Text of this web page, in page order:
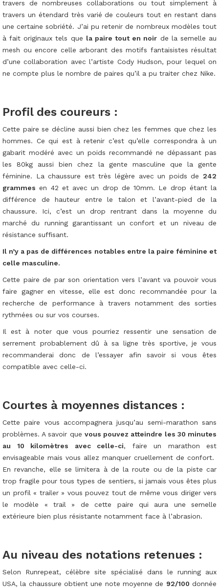
travers de nombreuses collaborations ou tout simplement à
travers un étendard très varié de couleurs tout en restant dans
une certaine sobriété. J’ai pu retenir de nombreux modèles tout
à fait originaux tels que la paire tout en noir de la semelle au
mesh ou encore celle arborant des motifs fantaisistes résultat
d’une collaboration avec l’artiste Cody Hudson, pour lequel on
ne compte plus le nombre de paires qu’il a pu traiter chez Nike.
Profil des coureurs :
Cette paire se décline aussi bien chez les femmes que chez les
hommes. Ce qui est à retenir c’est qu’elle correspondra à un
gabarit modéré avec un poids recommandé ne dépassant pas
les 80kg aussi bien chez la gente masculine que la gente
féminine. La chaussure est très légère avec un poids de 242
grammes en 42 et avec un drop de 10mm. Le drop étant la
différence de hauteur entre le talon et l’avant-pied de la
chaussure. Ici, c’est un drop rentrant dans la moyenne du
marché du running garantissant un confort et un niveau de
résistance suffisant.
Il n’y a pas de différences notables entre la paire féminine et
celle masculine.
Cette paire de par son orientation vers l’avant va pouvoir vous
faire gagner en vitesse, elle est donc recommandée pour la
recherche de performance à travers notamment des sorties
rythmées ou sur vos courses.
Il est à noter que vous pourriez ressentir une sensation de
serrement probablement dû à sa ligne très sportive, je vous
recommanderai donc de l’essayer afin savoir si vous êtes
compatible avec celle-ci.
Courtes à moyennes distances :
Cette paire vous accompagnera jusqu’au semi-marathon sans
problèmes. A savoir que vous pouvez atteindre les 30 minutes
au 10 kilomètres avec celle-ci, faire un marathon est
envisageable mais vous allez manquer cruellement de confort.
En revanche, elle se limitera à de la route ou de la piste car
trop fragile pour tous types de sentiers, si jamais vous êtes plus
un profil « trailer » vous pouvez tout de même vous diriger vers
le modèle « trail » de cette paire qui aura une semelle
extérieure bien plus résistante notamment face à l’abrasion.
Au niveau des notations retenues :
Selon Runrepeat, célèbre site spécialisé dans le running aux
USA, la chaussure obtient une note moyenne de 92/100 donnée